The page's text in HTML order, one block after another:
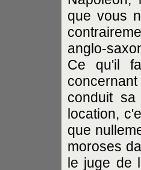
que vous
anglo-
Ce qu'il
conduit
location,
que
moroses
le juge de